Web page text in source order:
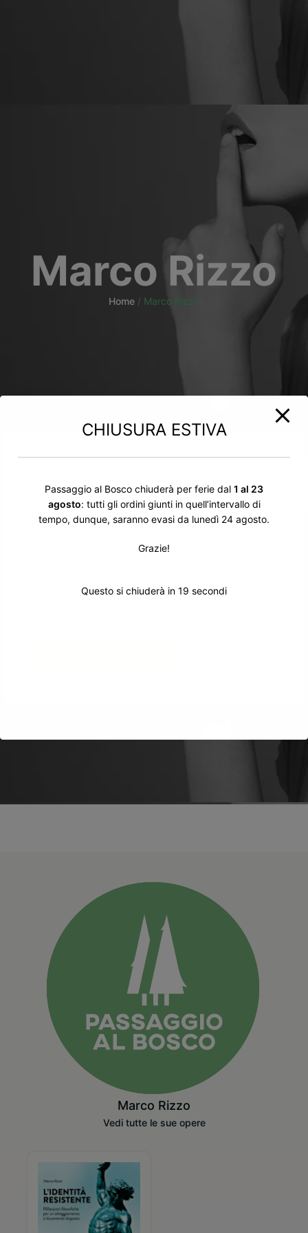
Utilizziamo i cookie per personalizzare contenuti ed
annunci, per fornire funzionalità dei social media e per
analizzare il nostro traffico. Condividiamo inoltre
informazioni sul modo in cui utilizzi il nostro sito con i
nostri partner che si occupano di analisi dei dati web,
con altre informazioni che hai fornito loro o che hanno
Marco Rizzo
Home/ Marco Rizzo
Marco Rizzo
Vedi tutte le sue opere
CHIUSURA ESTIVA
Passaggio al Bosco chiuderà per ferie dal 1 al 23
agosto: tutti gli ordini giunti in quell’intervallo di
tempo, dunque, saranno evasi da lunedì 24 agosto.
Grazie!
Questo si chiuderà in 19 secondi